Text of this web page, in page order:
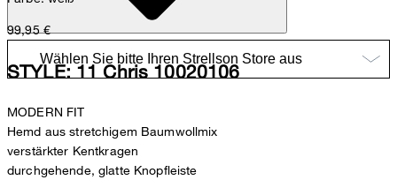
99,95 €
STYLE: 11 Chris 10020106
MODERN FIT
Hemd aus stretchigem Baumwollmix
verstärkter Kentkragen
durchgehende, glatte Knopfleiste